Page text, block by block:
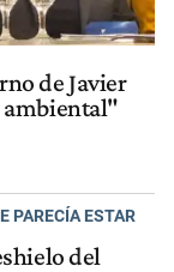
de Javier
ambiental"
PARECÍA ESTAR
del